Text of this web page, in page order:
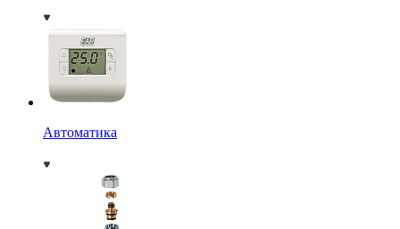
Автоматика